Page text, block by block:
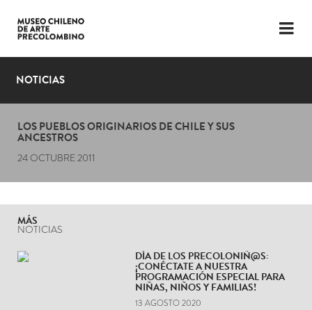
LENGUAJE
PLANIFICA TU VISITA
EXPOSICIONES
COLECCIÓN
NOTICIAS
ÚLTIMOS VIDEOS
NOTICIAS
LOS PUEBLOS ORIGINARIOS DE CHILE Y SUS
ANCESTROS
24 OCTUBRE 2011
MÁS
NOTICIAS
DÍA DE LOS PRECOLONIÑ@S:
¡CONÉCTATE A NUESTRA
PROGRAMACIÓN ESPECIAL PARA
NIÑAS, NIÑOS Y FAMILIAS!
13 AGOSTO 2020